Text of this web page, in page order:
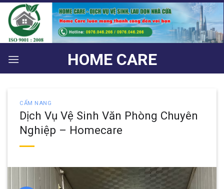
Bỏ
qua
nội
dung
HOME CARE
CẨM NANG
Dịch Vụ Vệ Sinh Văn Phòng Chuyên
Nghiệp – Homecare